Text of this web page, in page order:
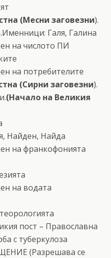
(Месни заговезни).
Галя, Галина
на числото ПИ
на потребителите
(Сирни заговезни).
(Начало на Великия
Найден, Найдa
на франкофонията
на водата
пост – Православна
с туберкулоза
(Разрешава се